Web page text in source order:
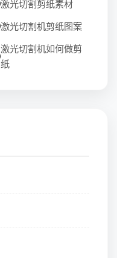
激光切割剪纸素材
激光切割机剪纸图案
激光切割机如何做剪
纸